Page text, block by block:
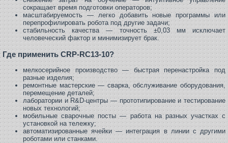
сокращает время подготовки операторов;
масштабируемость — легко добавить новые программы или
перепрофилировать робота под другие задачи;
стабильность качества — точность ±0,03 мм исключает
человеческий фактор и минимизирует брак.
Где применить CRP‑RC13‑10?
мелкосерийное производство — быстрая перенастройка под
разные изделия;
ремонтные мастерские — сварка, обслуживание оборудования,
перемещение деталей;
лаборатории и R&D‑центры — прототипирование и тестирование
новых технологий;
мобильные сварочные посты — работа на разных участках с
установкой на тележку;
автоматизированные ячейки — интеграция в линии с другими
роботами или станками.